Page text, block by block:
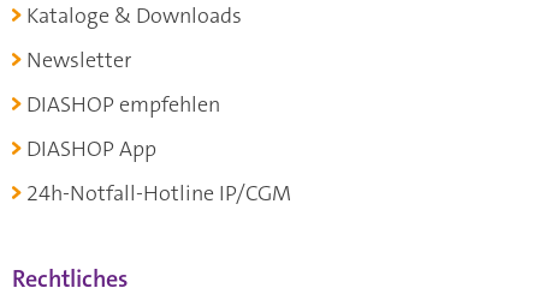
Kataloge & Downloads
Newsletter
DIASHOP empfehlen
DIASHOP App
24h-Notfall-Hotline IP/CGM
Rechtliches